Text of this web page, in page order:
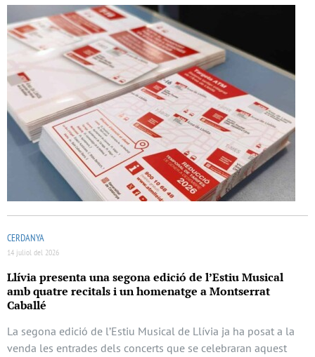
CERDANYA
14 juliol del 2026
Llívia presenta una segona edició de l’Estiu Musical
amb quatre recitals i un homenatge a Montserrat
Caballé
La segona edició de l’Estiu Musical de Llívia ja ha posat a la
venda les entrades dels concerts que se celebraran aquest